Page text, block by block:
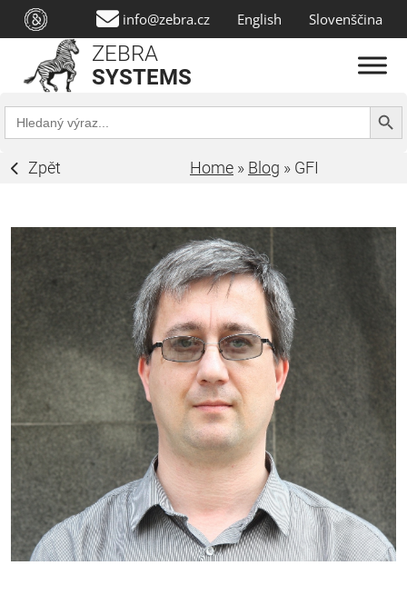
info@zebra.cz English Slovenščina
ZEBRA
SYSTEMS
Search
for:
Search
Zpět Home » Blog » GFI